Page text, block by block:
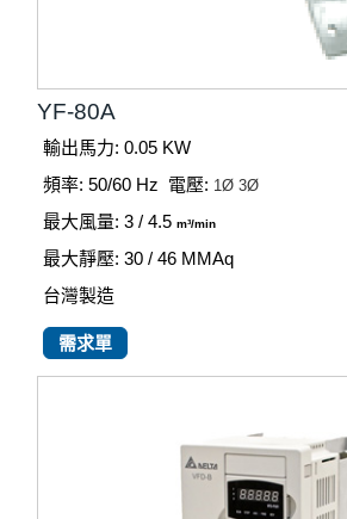
YF-80A
輸出馬力: 0.05 KW
頻率: 50/60 Hz 電壓: 1Ø 3Ø
最大風量: 3 / 4.5 m³/min
最大靜壓: 30 / 46MMAq
台灣製造
需求單